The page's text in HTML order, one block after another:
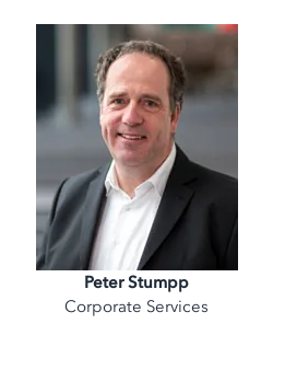
Peter Stumpp
Corporate Services